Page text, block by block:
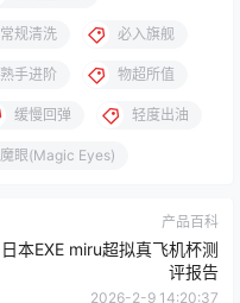
常规清洗 必入旗舰
熟手进阶 物超所值
缓慢回弹 轻度出油
魔眼(Magic Eyes)
产品百科
日本EXE miru超拟真飞机杯测
评报告
2026-2-9 14:20:37